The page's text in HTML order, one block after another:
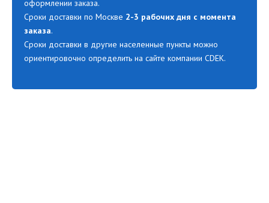
оформлении заказа.
Сроки доставки по Москве 2-3 рабочих дня с момента
заказа.
Сроки доставки в другие населенные пункты можно
ориентировочно определить на сайте компании CDEK.